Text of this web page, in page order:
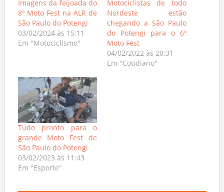
Imagens da feijoada do
8º Moto Fest na ALR de
São Paulo do Potengi
03/02/2024 às 15:11
Em "Motociclismo"
Motociclistas de todo
Nordeste estão
chegando a São Paulo
do Potengi para o 6º
Moto Fest
04/02/2022 às 20:31
Em "Cotidiano"
Tudo pronto para o
grande Moto Fest de
São Paulo do Potengi
03/02/2023 às 11:43
Em "Esporte"